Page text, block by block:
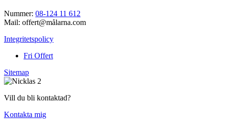
Nummer: 08-124 11 612
Mail: offert@målarna.com
Integritetspolicy
Fri Offert
Sitemap
Vill du bli kontaktad?
Kontakta mig